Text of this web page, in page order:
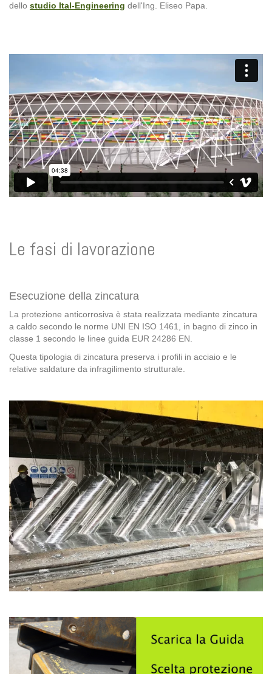
dello studio Ital-Engineering dell'Ing. Eliseo Papa.
Le fasi di lavorazione
Esecuzione della zincatura
La protezione anticorrosiva è stata realizzata mediante zincatura
a caldo secondo le norme UNI EN ISO 1461, in bagno di zinco in
classe 1 secondo le linee guida EUR 24286 EN.
Questa tipologia di zincatura preserva i profili in acciaio e le
relative saldature da infragilimento strutturale.